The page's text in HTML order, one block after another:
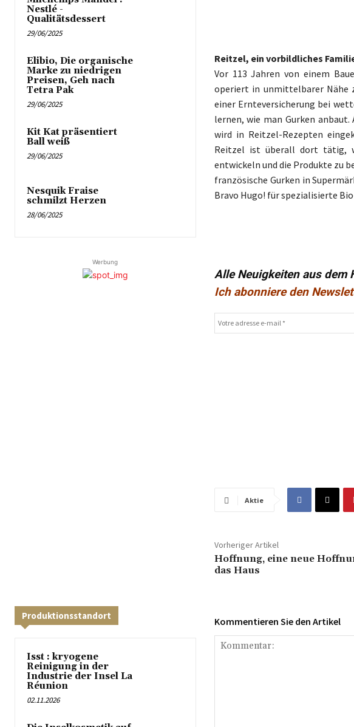
Nestlé -
Qualitätsdessert
29/06/2025
Elibio, Die organische
Marke zu niedrigen
Preisen, Geh nach
Tetra Pak
29/06/2025
Kit Kat präsentiert
Ball weiß
29/06/2025
Nesquik Fraise
schmilzt Herzen
28/06/2025
Werbung
Reitzel, ein vorbildliches
Vor 113 Jahren von einem
operiert in unmittelbarer Nähe
einer Ernteversicherung bei
lernen, wie man Gurken
wird in Reitzel-Rezepten
Reitzel ist überall dort tätig,
entwickeln und die Produkte zu
französische Gurken in
Bravo Hugo! für spezialisierte
Alle Neuigkeiten aus dem
Ich abonniere den
Aktie
Vorheriger Artikel
Hoffnung, eine neue
das Haus
Produktionsstandort
Isst : kryogene
Reinigung in der
Industrie der Insel La
Réunion
02.11.2026
Kommentieren Sie den Artikel